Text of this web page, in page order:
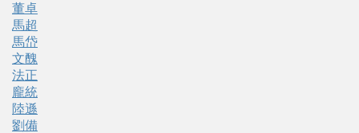
董卓
馬超
馬岱
文醜
法正
龐統
陸遜
劉備